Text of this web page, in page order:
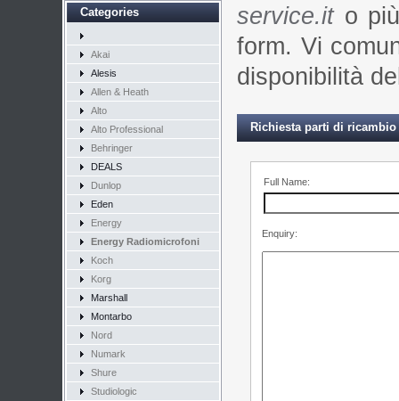
Categories
Akai
Alesis
Allen & Heath
Alto
Alto Professional
Behringer
DEALS
Dunlop
Eden
Energy
Energy Radiomicrofoni
Koch
Korg
Marshall
Montarbo
Nord
Numark
Shure
Studiologic
service.ito più
form. Vi
disponibilità
Richiesta parti di
Full Name:
Enquiry: